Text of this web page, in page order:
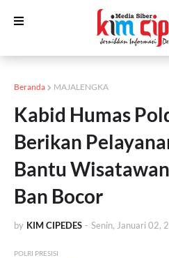
Beranda MAJALENGKA
Kabid Humas
Berikan
Bantu
Ban Bocor
by KIM CIPEDES - Senin, Januari 02,
POLRI PRESISI